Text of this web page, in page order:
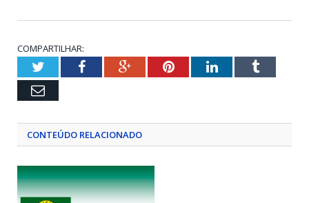
COMPARTILHAR:
TwitterFacebookGoogle+PinterestLinkedInTumblr
Email
CONTEÚDO RELACIONADO